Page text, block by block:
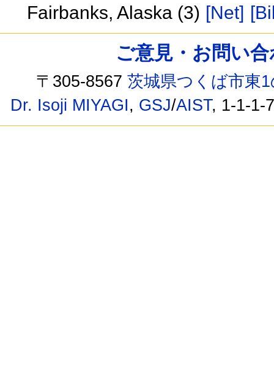
Fairbanks, Alaska (3) [Net]
ご意見・お問い
〒305-8567茨城県つくば市東
Dr. Isoji MIYAGI, GSJ/AIST, 1-1-1-